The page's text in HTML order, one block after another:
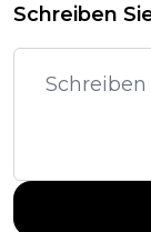
Schreiben